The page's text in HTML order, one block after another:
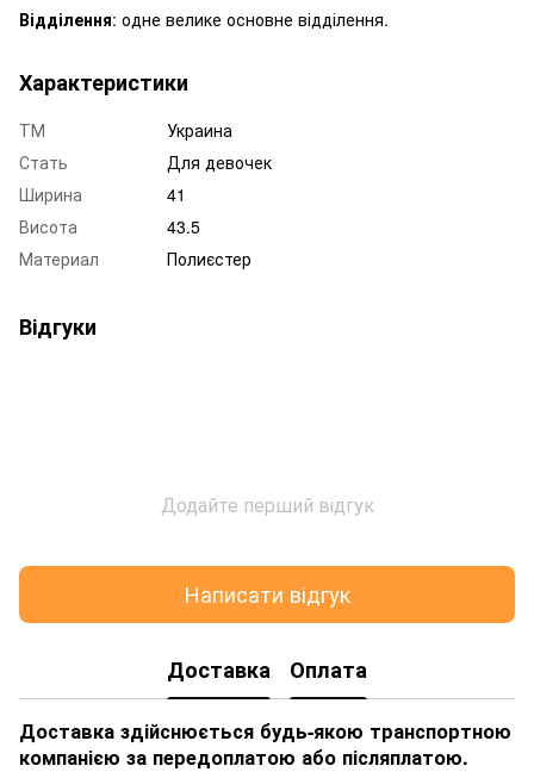
Відділення: одне велике основне відділення.
Характеристики
ТМ
Украина
Стать
Для девочек
Ширина
41
Висота
43.5
Материал
Полиєстер
Відгуки
Додайте перший відгук
Написати відгук
Доставка Оплата
Доставка здійснюється будь-якою транспортною
компанією за передоплатою або післяплатою.